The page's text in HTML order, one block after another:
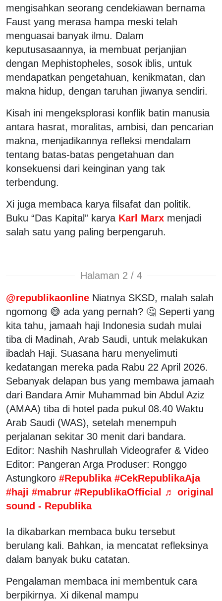
mengisahkan seorang cendekiawan bernama
Faust yang merasa hampa meski telah
menguasai banyak ilmu. Dalam
keputusasaannya, ia membuat perjanjian
dengan Mephistopheles, sosok iblis, untuk
mendapatkan pengetahuan, kenikmatan, dan
makna hidup, dengan taruhan jiwanya sendiri.
Kisah ini mengeksplorasi konflik batin manusia
antara hasrat, moralitas, ambisi, dan pencarian
makna, menjadikannya refleksi mendalam
tentang batas-batas pengetahuan dan
konsekuensi dari keinginan yang tak
terbendung.
Xi juga membaca karya filsafat dan politik.
Buku “Das Kapital” karya Karl Marx menjadi
salah satu yang paling berpengaruh.
Halaman 2 / 4
@republikaonline Niatnya SKSD, malah salah
ngomong 😅 ada yang pernah? 🤔 Seperti yang
kita tahu, jamaah haji Indonesia sudah mulai
tiba di Madinah, Arab Saudi, untuk melakukan
ibadah Haji. Suasana haru menyelimuti
kedatangan mereka pada Rabu 22 April 2026.
Sebanyak delapan bus yang membawa jamaah
dari Bandara Amir Muhammad bin Abdul Aziz
(AMAA) tiba di hotel pada pukul 08.40 Waktu
Arab Saudi (WAS), setelah menempuh
perjalanan sekitar 30 menit dari bandara.
Editor: Nashih Nashrullah Videografer & Video
Editor: Pangeran Arga Produser: Ronggo
Astungkoro #Republika #CekRepublikaAja
#haji #mabrur #RepublikaOfficial
♬ original
sound - Republika
Ia dikabarkan membaca buku tersebut
berulang kali. Bahkan, ia mencatat refleksinya
dalam banyak buku catatan.
Pengalaman membaca ini membentuk cara
berpikirnya. Xi dikenal mampu